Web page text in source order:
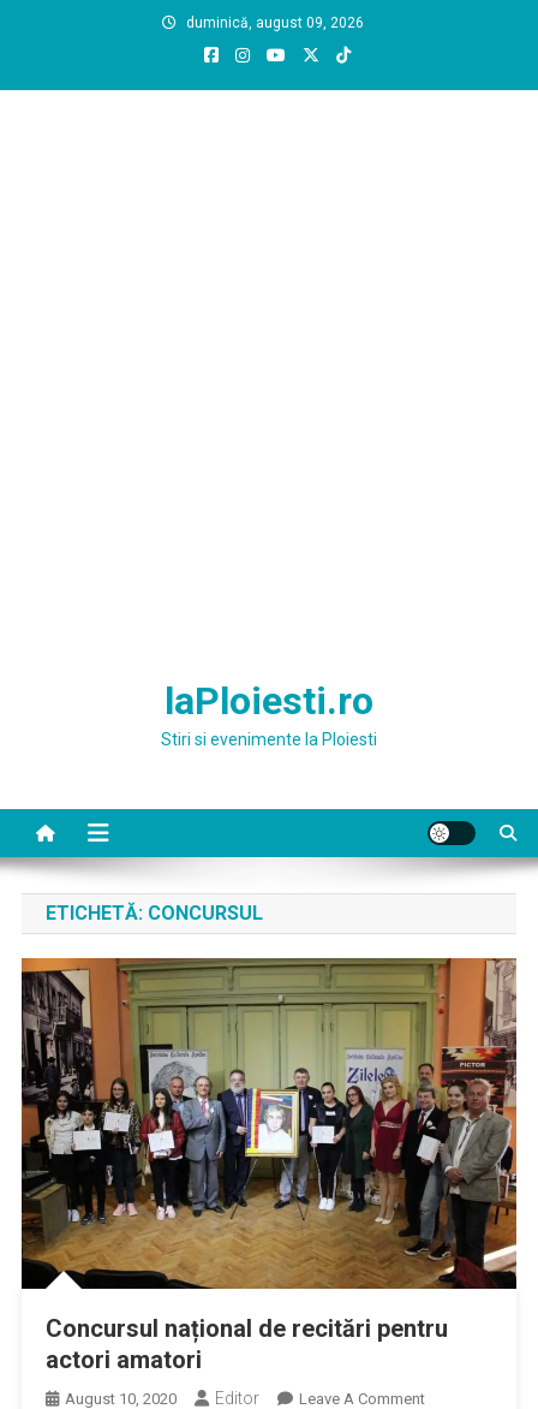
duminică, august 09, 2026
laPloiesti.ro
Stiri si evenimente la Ploiesti
ETICHETĂ: CONCURSUL
Concursul național de recitări pentru
actori amatori
August 10, 2020 Editor Leave A CommentOn